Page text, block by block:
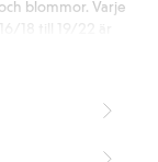
blommor. Varje